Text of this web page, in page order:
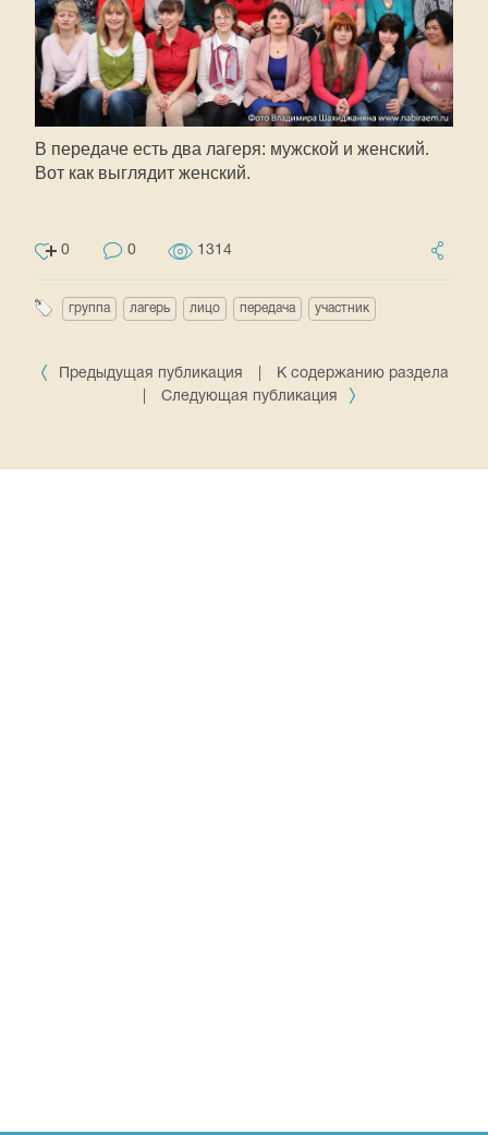
В передаче есть два лагеря: мужской и женский.
Вот как выглядит женский.
0 0 1314
группа лагерь лицо передача участник
Предыдущая публикация
К содержанию раздела
Следующая публикация